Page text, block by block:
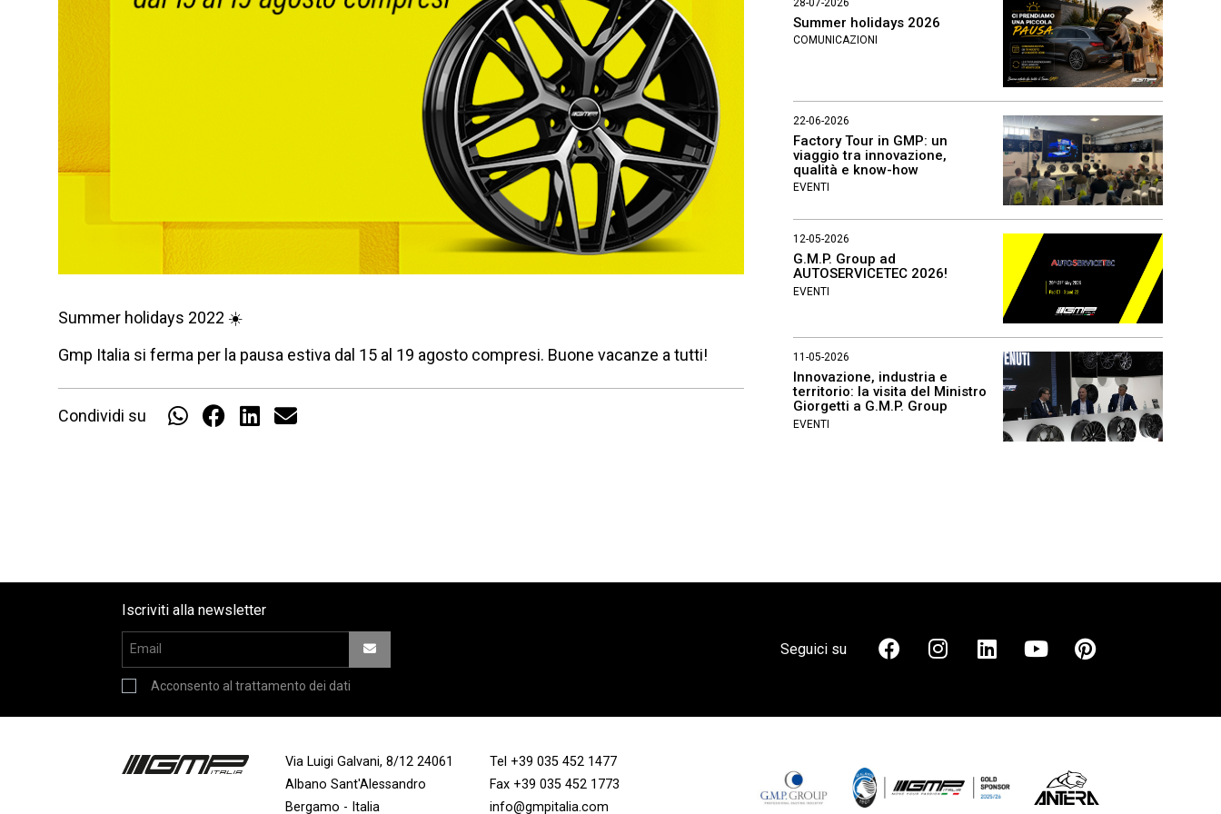
Summer holidays 2022 ☀️
Gmp Italia si ferma per la pausa estiva dal 15 al 19 agosto compresi. Buone vacanze a tutti!
Condividi su
Summer holidays 2026
COMUNICAZIONI
22-06-2026
Factory Tour in GMP: un
viaggio tra innovazione,
qualità e know-how
EVENTI
12-05-2026
G.M.P. Group ad
AUTOSERVICETEC 2026!
EVENTI
11-05-2026
Innovazione, industria e
territorio: la visita del Ministro
Giorgetti a G.M.P. Group
EVENTI
Iscriviti alla newsletter
Acconsento al trattamento dei dati
Seguici su
Via Luigi Galvani, 8/12 24061
Albano Sant'Alessandro
Bergamo - Italia
Tel +39 035 452 1477
Fax +39 035 452 1773
info@gmpitalia.com